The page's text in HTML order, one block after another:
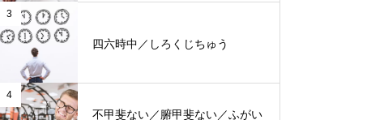
3
四六時中／しろくじちゅう
4
不甲斐ない／腑甲斐ない／ふがい